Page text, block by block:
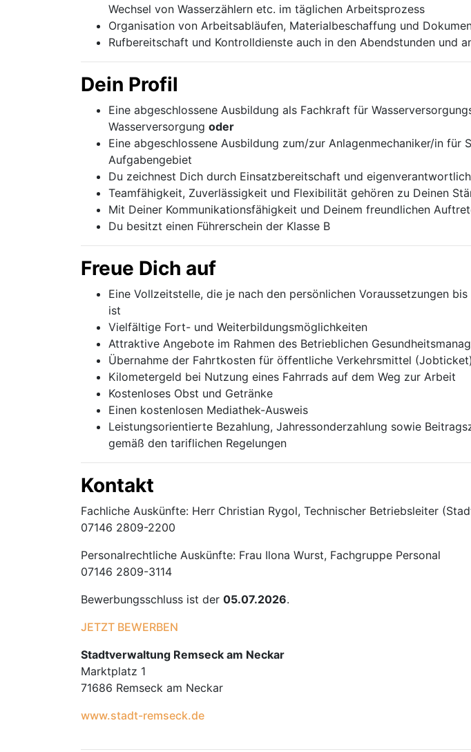
Wechsel von Wasserzählern etc. im täglichen Arbeitsprozess
Organisation von Arbeitsabläufen, Materialbeschaffung und
Rufbereitschaft und Kontrolldienste auch in den Abendstunden und
Dein Profil
Eine abgeschlossene Ausbildung als Fachkraft für
Wasserversorgung oder
Eine abgeschlossene Ausbildung zum/zur Anlagenmechaniker/in
Aufgabengebiet
Du zeichnest Dich durch Einsatzbereitschaft und
Teamfähigkeit, Zuverlässigkeit und Flexibilität gehören zu Deinen
Mit Deiner Kommunikationsfähigkeit und Deinem freundlichen
Du besitzt einen Führerschein der Klasse B
Freue Dich auf
Eine Vollzeitstelle, die je nach den persönlichen Voraussetzungen
ist
Vielfältige Fort- und Weiterbildungsmöglichkeiten
Attraktive Angebote im Rahmen des Betrieblichen
Übernahme der Fahrtkosten für öffentliche Verkehrsmittel (Jobticket)
Kilometergeld bei Nutzung eines Fahrrads auf dem Weg zur Arbeit
Kostenloses Obst und Getränke
Einen kostenlosen Mediathek-Ausweis
Leistungsorientierte Bezahlung, Jahressonderzahlung sowie
gemäß den tariflichen Regelungen
Kontakt
Fachliche Auskünfte: Herr Christian Rygol, Technischer Betriebsleiter
07146 2809-2200
Personalrechtliche Auskünfte: Frau Ilona Wurst, Fachgruppe Personal
07146 2809-3114
Bewerbungsschluss ist der 05.07.2026.
JETZT BEWERBEN
Stadtverwaltung Remseck am Neckar
Marktplatz 1
71686 Remseck am Neckar
www.stadt-remseck.de